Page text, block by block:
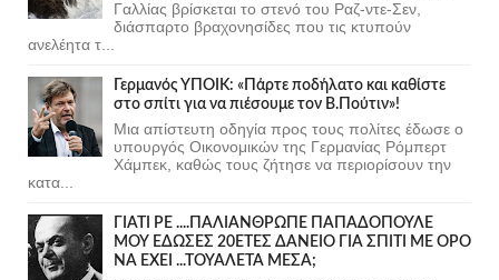
Γαλλίας βρίσκεται το στενό του Ραζ-ντε-Σεν,
διάσπαρτο βραχονησίδες που τις κτυπούν
ανελέητα τ...
Γερμανός ΥΠΟΙΚ: «Πάρτε ποδήλατο και καθίστε
στο σπίτι για να πιέσουμε τον Β.Πούτιν»!
Μια απίστευτη οδηγία προς τους πολίτες έδωσε ο
υπουργός Οικονομικών της Γερμανίας Ρόμπερτ
Χάμπεκ, καθώς τους ζήτησε να περιορίσουν την
κατα...
ΓΙΑΤΙ ΡΕ ....ΠΑΛΙΑΝΘΡΩΠΕ ΠΑΠΑΔΟΠΟΥΛΕ
ΜΟΥ ΕΔΩΣΕΣ 20ΕΤΕΣ ΔΑΝΕΙΟ ΓΙΑ ΣΠΙΤΙ ΜΕ ΟΡΟ
ΝΑ ΕΧΕΙ ...ΤΟΥΑΛΕΤΑ ΜΕΣΑ;